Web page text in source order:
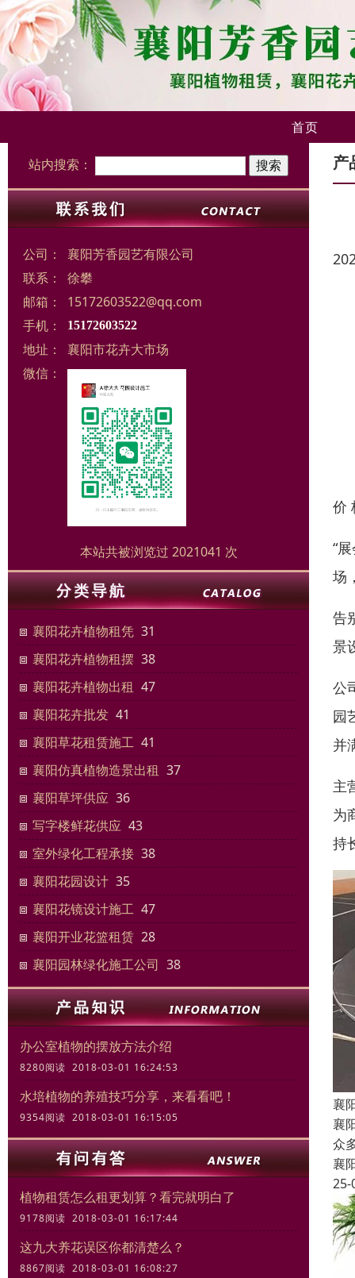
首页
站内搜索：
公司：
襄阳芳香园艺有限公司
联系：
徐攀
邮箱：
15172603522@qq.com
手机：
15172603522
地址：
襄阳市花卉大市场
微信：
本站共被浏览过 2021041 次
襄阳花卉植物租凭 31
襄阳花卉植物租摆 38
襄阳花卉植物出租 47
襄阳花卉批发 41
襄阳草花租赁施工 41
襄阳仿真植物造景出租 37
襄阳草坪供应 36
写字楼鲜花供应 43
室外绿化工程承接 38
襄阳花园设计 35
襄阳花镜设计施工 47
襄阳开业花篮租赁 28
襄阳园林绿化施工公司 38
办公室植物的摆放方法介绍
8280阅读 2018-03-01 16:24:53
水培植物的养殖技巧分享，来看看吧！
9354阅读 2018-03-01 16:15:05
植物租赁怎么租更划算？看完就明白了
9178阅读 2018-03-01 16:17:44
这九大养花误区你都清楚么？
8867阅读 2018-03-01 16:08:27
产
价
“
场
告
景
公
园
并
主
为
持
襄
襄
众
襄
25-